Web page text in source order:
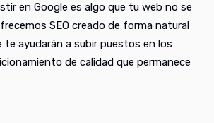
en Google es algo que tu web no se
SEO creado de forma natural
te ayudarán a subir puestos en los
de calidad que permanece